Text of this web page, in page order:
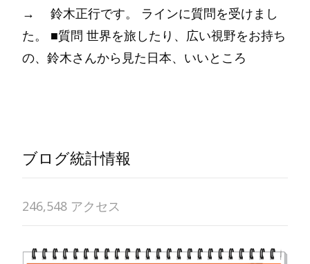
→ 鈴木正行です。 ラインに質問を受けまし
た。 ■質問 世界を旅したり、広い視野をお持ち
の、鈴木さんから見た日本、いいところ
ブログ統計情報
246,548 アクセス